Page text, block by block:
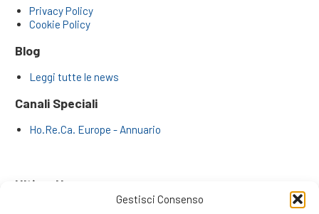
Gestisci Consenso
Privacy Policy
Cookie Policy
Blog
Leggi tutte le news
Canali Speciali
Ho.Re.Ca. Europe - Annuario
Ultime News